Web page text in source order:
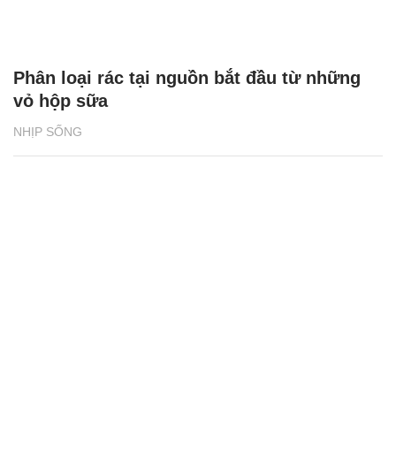
NHỊP SỐNG
Phân loại rác tại nguồn bắt đầu từ những
vỏ hộp sữa